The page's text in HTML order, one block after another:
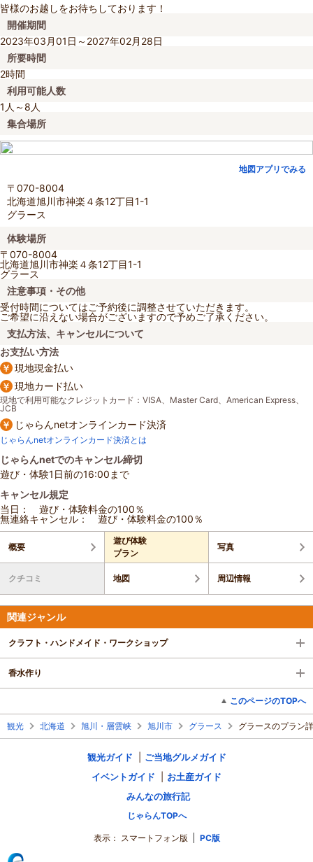
皆様のお越しをお待ちしております！
開催期間
2023年03月01日～2027年02月28日
所要時間
2時間
利用可能人数
1人～8人
集合場所
地図アプリでみる
〒070-8004
北海道旭川市神楽４条12丁目1-1
グラース
体験場所
〒070-8004
北海道旭川市神楽４条12丁目1-1
グラース
注意事項・その他
受付時間についてはご予約後に調整させていただきます。
ご希望に沿えない場合がございますので予めご了承ください。
支払方法、キャンセルについて
お支払い方法
現地現金払い
現地カード払い
現地で利用可能なクレジットカード：VISA、Master Card、American Express、
JCB
じゃらんnetオンラインカード決済
じゃらんnetオンラインカード決済とは
じゃらんnetでのキャンセル締切
遊び・体験1日前の16:00まで
キャンセル規定
当日： 遊び・体験料金の100％
無連絡キャンセル： 遊び・体験料金の100％
概要
遊び体験
プラン
写真
クチコミ 地図 周辺情報
関連ジャンル
クラフト・ハンドメイド・ワークショップ
香水作り
このページのTOPへ
観光 北海道 旭川・層雲峡 旭川市 グラース グラースのプラン
観光ガイド
ご当地グルメガイド
イベントガイド
お土産ガイド
みんなの旅行記
じゃらんTOPへ
表示： スマートフォン版 PC版